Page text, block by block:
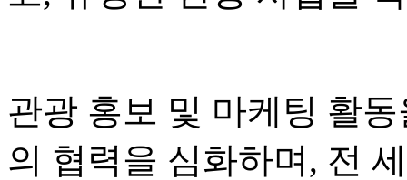
관광 홍보 및 마케팅 활
의 협력을 심화하며, 전